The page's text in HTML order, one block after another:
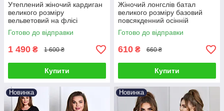
Утеплений жіночий кардиган
великого розміру
вельветовий на флісі
Готово до відправки
1 490 ₴ 1 600 ₴
Купити
Жіночий лонгслів батал
великого розміру базовий
повсякденний осінній
прогулянковий
Готово до відправки
610 ₴ 660 ₴
Купити
Новинка Новинка